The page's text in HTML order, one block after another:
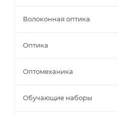
Волоконная оптика
Оптика
Оптомеханика
Обучающие наборы